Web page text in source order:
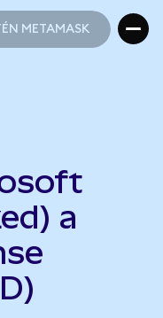
METAMASK
a